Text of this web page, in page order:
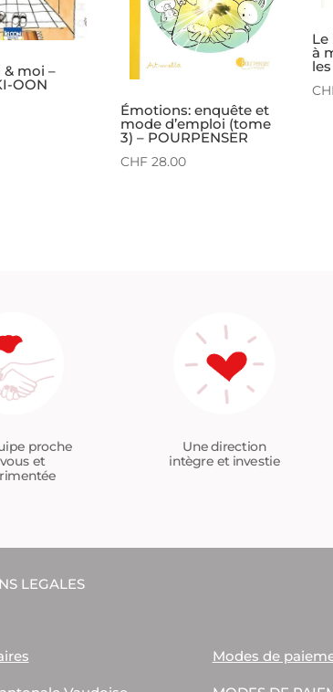
& moi –
OON
Émotions: enquête et
mode d’emploi (tome
3) – POURPENSER
CHF 28.00
à
proche
et
Une direction
intègre et investie
LEGALES
Modes de